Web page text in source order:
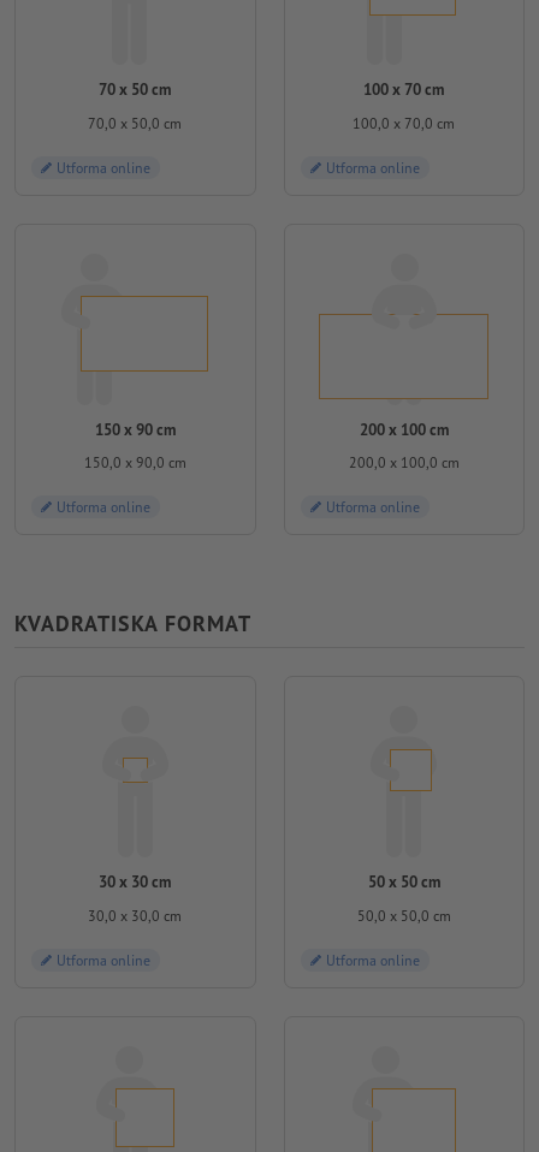
70 x 50 cm
70,0 x 50,0 cm
Utforma online
100 x 70 cm
100,0 x 70,0 cm
Utforma online
150 x 90 cm
150,0 x 90,0 cm
Utforma online
200 x 100 cm
200,0 x 100,0 cm
Utforma online
KVADRATISKA FORMAT
30 x 30 cm
30,0 x 30,0 cm
Utforma online
50 x 50 cm
50,0 x 50,0 cm
Utforma online